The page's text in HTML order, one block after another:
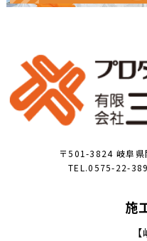
〒501-3824 岐阜県
TEL.0575-22-
施